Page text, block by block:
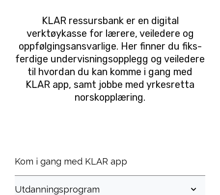
KLAR ressursbank er en digital
verktøykasse for lærere, veiledere og
oppfølgingsansvarlige. Her finner du fiks-
ferdige undervisningsopplegg og veiledere
til hvordan du kan komme i gang med
KLAR app, samt jobbe med yrkesretta
norskopplæring.
Kom i gang med KLAR app
Utdanningsprogram